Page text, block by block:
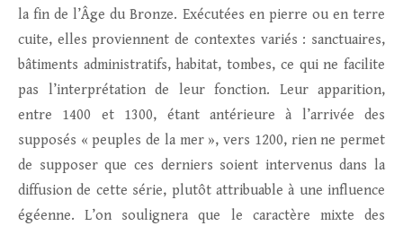
la fin de l’Âge du Bronze. Exécutées en pierre ou en terre
cuite, elles proviennent de contextes variés : sanctuaires,
bâtiments administratifs, habitat, tombes, ce qui ne facilite
pas l’interprétation de leur fonction. Leur apparition,
entre 1400 et 1300, étant antérieure à l’arrivée des
supposés « peuples de la mer », vers 1200, rien ne permet
de supposer que ces derniers soient intervenus dans la
diffusion de cette série, plutôt attribuable à une influence
égéenne. L’on soulignera que le caractère mixte des